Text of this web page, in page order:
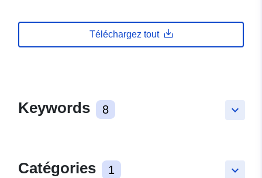
Téléchargez tout
keyboard_arrow_down
Keywords 8
keyboard_arrow_down
Catégories 1